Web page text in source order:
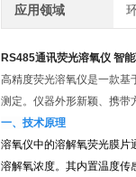
应用领域
RS485通讯荧光溶氧仪 智
高精度荧光溶氧仪是一款基
测定。仪器外形新颖、携带
一、技术原理
溶氧仪中的溶解氧荧光膜片
溶解氧浓度。其内置温度传